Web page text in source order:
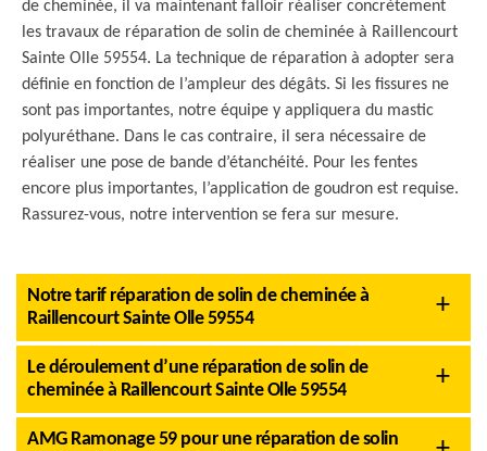
de cheminée, il va maintenant falloir réaliser concrètement
les travaux de réparation de solin de cheminée à Raillencourt
Sainte Olle 59554. La technique de réparation à adopter sera
définie en fonction de l’ampleur des dégâts. Si les fissures ne
sont pas importantes, notre équipe y appliquera du mastic
polyuréthane. Dans le cas contraire, il sera nécessaire de
réaliser une pose de bande d’étanchéité. Pour les fentes
encore plus importantes, l’application de goudron est requise.
Rassurez-vous, notre intervention se fera sur mesure.
Notre tarif réparation de solin de cheminée à
Raillencourt Sainte Olle 59554
Le déroulement d’une réparation de solin de
cheminée à Raillencourt Sainte Olle 59554
AMG Ramonage 59 pour une réparation de solin